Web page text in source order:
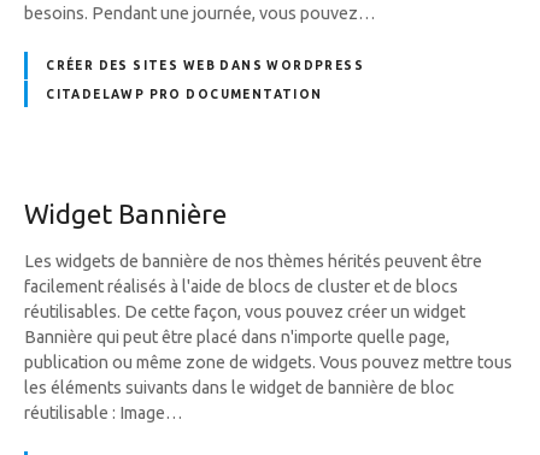
besoins. Pendant une journée, vous pouvez…
CRÉER DES SITES WEB DANS WORDPRESS
CITADELAWP PRO DOCUMENTATION
Widget Bannière
Les widgets de bannière de nos thèmes hérités peuvent être
facilement réalisés à l'aide de blocs de cluster et de blocs
réutilisables. De cette façon, vous pouvez créer un widget
Bannière qui peut être placé dans n'importe quelle page,
publication ou même zone de widgets. Vous pouvez mettre tous
les éléments suivants dans le widget de bannière de bloc
réutilisable : Image…